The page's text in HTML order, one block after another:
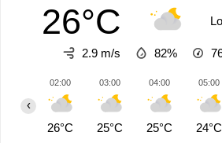
26°C
2.9 m/s 82%
02:00
26°C
03:00
25°C
04:00
25°C
05:00
24°C
‹